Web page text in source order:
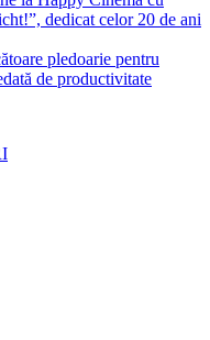
dedicat celor 20 de ani
pledoarie pentru
de productivitate